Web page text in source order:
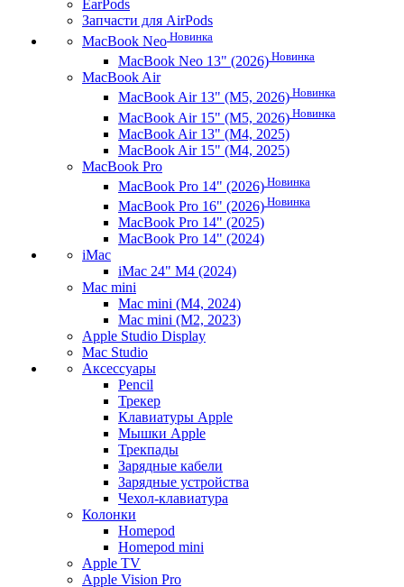
EarPods
Запчасти для AirPods
MacBook Neo Новинка
MacBook Neo 13" (2026) Новинка
MacBook Air
MacBook Air 13" (M5, 2026) Новинка
MacBook Air 15" (M5, 2026) Новинка
MacBook Air 13" (M4, 2025)
MacBook Air 15" (M4, 2025)
MacBook Pro
MacBook Pro 14" (2026) Новинка
MacBook Pro 16" (2026) Новинка
MacBook Pro 14" (2025)
MacBook Pro 14" (2024)
iMac
iMac 24" M4 (2024)
Mac mini
Mac mini (M4, 2024)
Mac mini (M2, 2023)
Apple Studio Display
Mac Studio
Аксессуары
Pencil
Трекер
Клавиатуры Apple
Мышки Apple
Трекпады
Зарядные кабели
Зарядные устройства
Чехол-клавиатура
Колонки
Homepod
Homepod mini
Apple TV
Apple Vision Pro